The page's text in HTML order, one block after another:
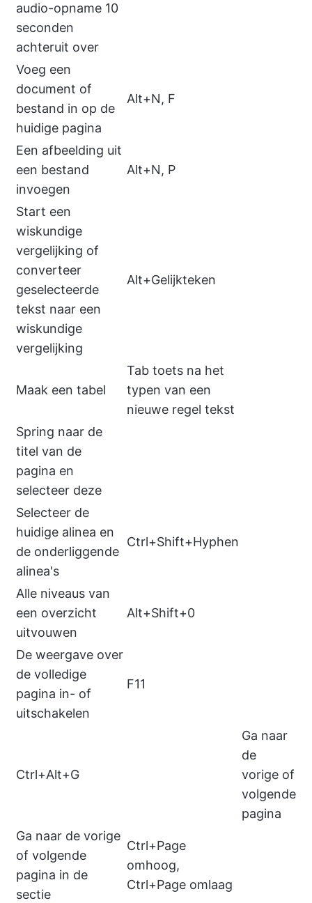
audio-opname 10
seconden
achteruit over
Voeg een
document of
bestand in op de
huidige pagina
Alt+N, F
Een afbeelding uit
een bestand
invoegen
Alt+N, P
Start een
wiskundige
vergelijking of
converteer
geselecteerde
tekst naar een
wiskundige
vergelijking
Alt+Gelijkteken
Maak een tabel
Tab toets na het
typen van een
nieuwe regel tekst
Spring naar de
titel van de
pagina en
selecteer deze
Selecteer de
huidige alinea en
de onderliggende
alinea's
Ctrl+Shift+Hyphen
Alle niveaus van
een overzicht
uitvouwen
Alt+Shift+0
De weergave over
de volledige
pagina in- of
uitschakelen
F11
Ctrl+Alt+G
Ga naar
de
vorige of
volgende
pagina
Ga naar de vorige
of volgende
pagina in de
sectie
Ctrl+Page
omhoog,
Ctrl+Page omlaag